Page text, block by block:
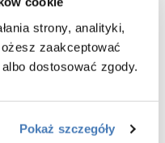
strony, analityki,
zaakceptować
dostosować zgody.
Pokaż szczegóły
na posadzce lub
w zachowaniu lepszej
znajdują się w zestawie